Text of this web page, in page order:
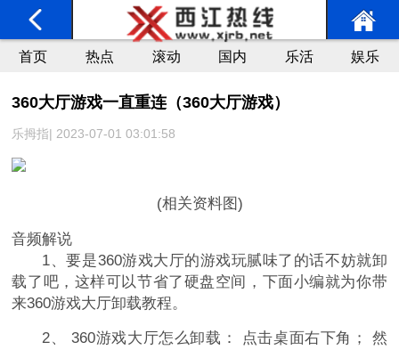
首页 热点 滚动 国内 乐活 娱乐
360大厅游戏一直重连（360大厅游戏）
乐拇指| 2023-07-01 03:01:58
(相关资料图)
音频解说
1、要是360游戏大厅的游戏玩腻味了的话不妨就卸
载了吧，这样可以节省了硬盘空间，下面小编就为你带
来360游戏大厅卸载教程。
2、 360游戏大厅怎么卸载： 点击桌面右下角； 然